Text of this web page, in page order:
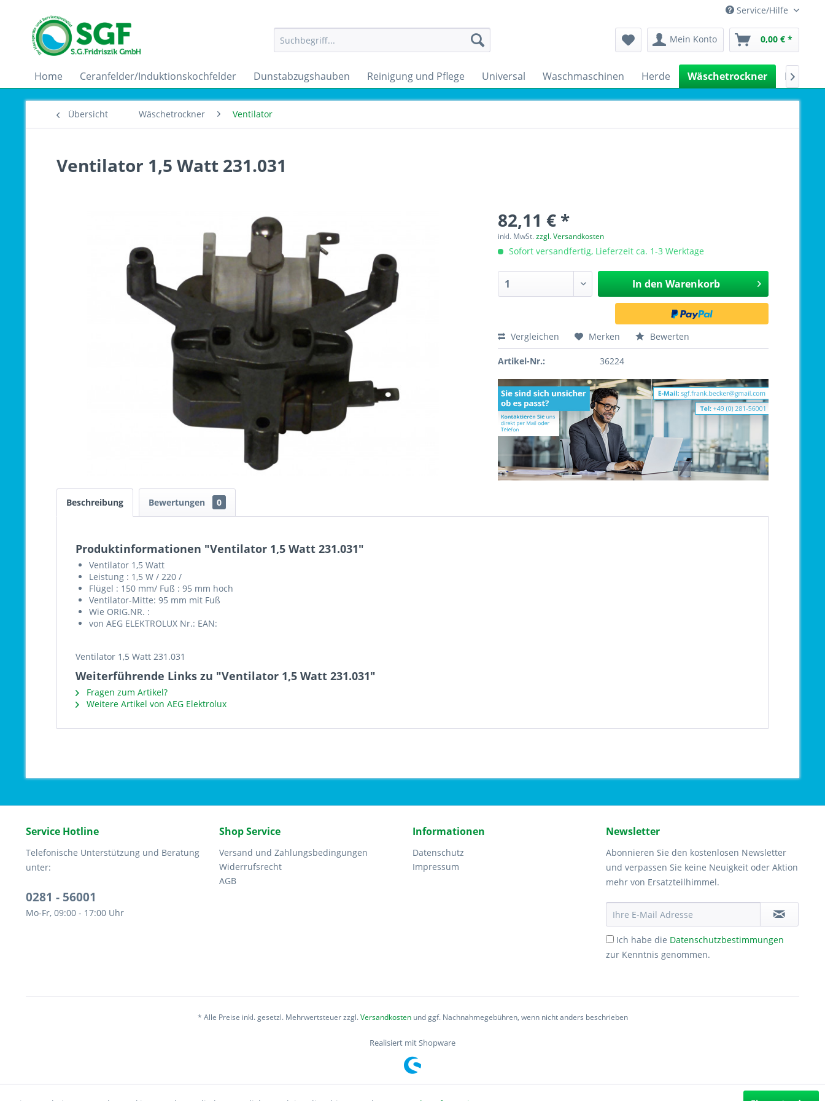
Service/Hilfe
Mein Konto 0,00 € *
Home Ceranfelder/Induktionskochfelder Dunstabzugshauben Reinigung und Pflege Universal Waschmaschinen Herde Wäschetrockner 
Übersicht Wäschetrockner Ventilator
Ventilator 1,5 Watt 231.031
82,11 € *
inkl. MwSt.zzgl. Versandkosten
Sofort versandfertig, Lieferzeit ca. 1-3 Werktage
In den Warenkorb
Vergleichen Merken Bewerten
Artikel-Nr.: 36224
Beschreibung Bewertungen 0
Produktinformationen "Ventilator 1,5 Watt 231.031"
Ventilator 1,5 Watt
Leistung : 1,5 W / 220 /
Flügel : 150 mm/ Fuß : 95 mm hoch
Ventilator-Mitte: 95 mm mit Fuß
Wie ORIG.NR. :
von AEG ELEKTROLUX Nr.: EAN:
Ventilator 1,5 Watt 231.031
Weiterführende Links zu "Ventilator 1,5 Watt 231.031"
Fragen zum Artikel?
Weitere Artikel von AEG Elektrolux
Service Hotline
Telefonische Unterstützung und Beratung
unter:
0281 - 56001
Mo-Fr, 09:00 - 17:00 Uhr
Shop Service
Versand und Zahlungsbedingungen
Widerrufsrecht
AGB
Informationen
Datenschutz
Impressum
Newsletter
Abonnieren Sie den kostenlosen Newsletter
und verpassen Sie keine Neuigkeit oder Aktion
mehr von Ersatzteilhimmel.
Ich habe die Datenschutzbestimmungen
zur Kenntnis genommen.
* Alle Preise inkl. gesetzl. Mehrwertsteuer zzgl.Versandkostenund ggf. Nachnahmegebühren, wenn nicht anders beschrieben
Realisiert mit Shopware